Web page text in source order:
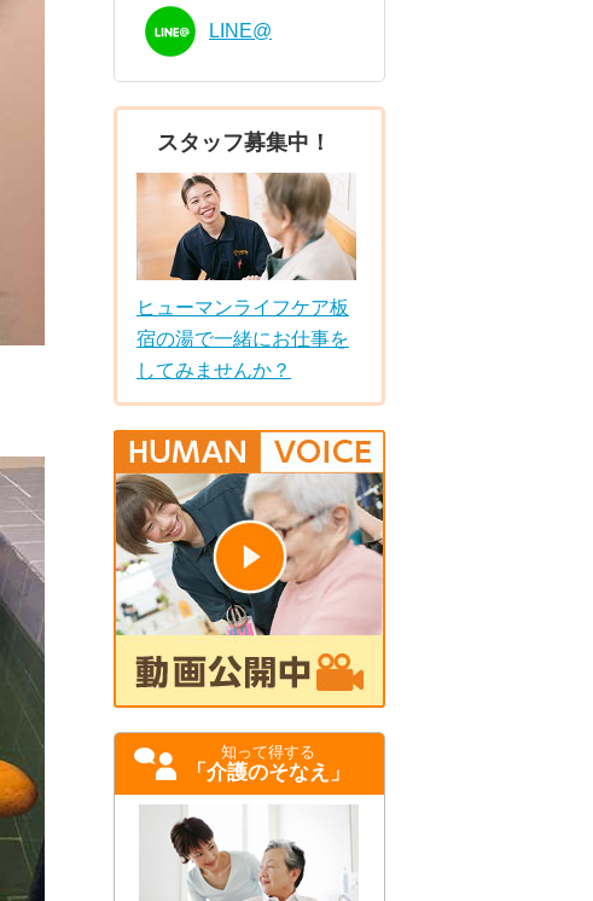
LINE@
スタッフ募集中！
ヒューマンライフケア板
宿の湯で一緒にお仕事を
してみませんか？
知って得する
「介護のそなえ」